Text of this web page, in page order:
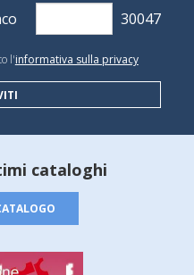
l'informativa sulla privacy
cataloghi